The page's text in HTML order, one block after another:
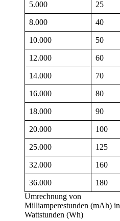
5.000 25
8.000 40
10.000 50
12.000 60
14.000 70
16.000 80
18.000 90
20.000 100
25.000 125
32.000 160
36.000
180
Umrechnung von
Milliamperestunden (mAh) in
Wattstunden (Wh)